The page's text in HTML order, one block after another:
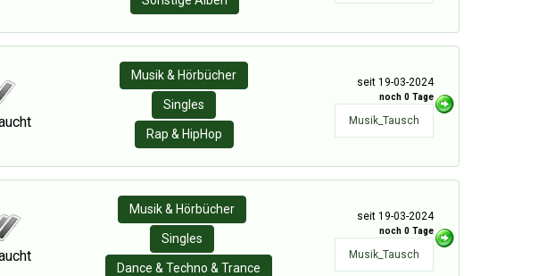
Musik & Hörbücher
Singles
Rap & HipHop
seit 19-03-2024
noch 0 Tage
Musik_Tausch
Musik & Hörbücher
Singles
Dance & Techno & Trance
seit 19-03-2024
noch 0 Tage
Musik_Tausch